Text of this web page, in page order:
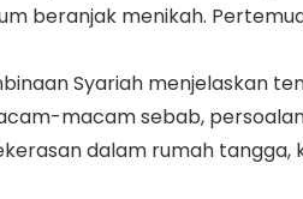
beranjak menikah.
Syariah menjelaskan
macam sebab,
dalam rumah tangga,